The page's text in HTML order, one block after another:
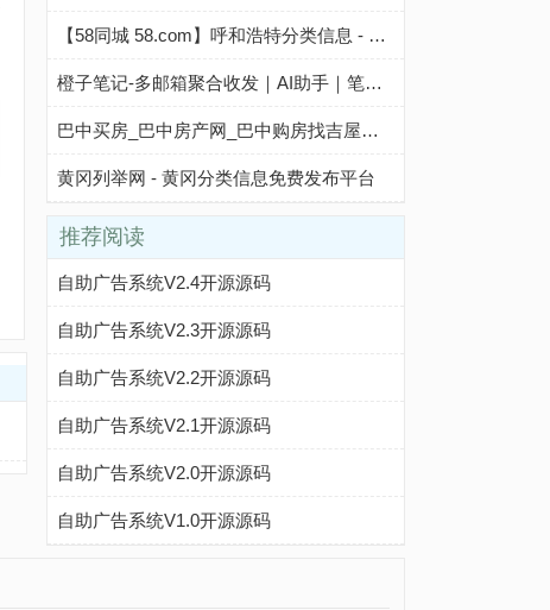
【58同城 58.com】呼和浩特分类信息 - 本地 免费 高效
橙子笔记-多邮箱聚合收发｜AI助手｜笔记文档云端同步｜团队与个人高效协作工具
巴中买房_巴中房产网_巴中购房找吉屋网 - 巴中吉屋网
黄冈列举网 - 黄冈分类信息免费发布平台
推荐阅读
自助广告系统V2.4开源源码
自助广告系统V2.3开源源码
自助广告系统V2.2开源源码
自助广告系统V2.1开源源码
自助广告系统V2.0开源源码
自助广告系统V1.0开源源码